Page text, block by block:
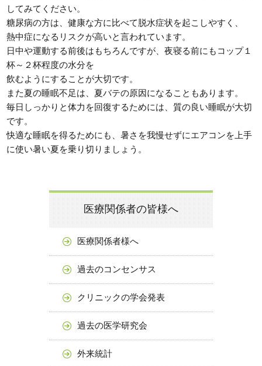
してみてください。
糖尿病の方は、健康な方に比べて脱水症状を起こしやすく、
熱中症になるリスクが高いと言われています。
日中や運動する前後はもちろんですが、夜寝る前にもコップ１
杯～２杯程度の水分を
飲むようにすることが大切です。
また夏の睡眠不足は、夏バテの原因になることもあります。
毎日しっかりと体力を回復するためには、質の良い睡眠が大切
です。
快適な睡眠を得るためにも、暑さを我慢せずにエアコンを上手
に使い暑い夏を乗り切りましょう。
医療関係者の皆様へ
医療関係者様へ
過去のコンセンサス
クリニックの学会発表
過去の医学研究会
外来統計